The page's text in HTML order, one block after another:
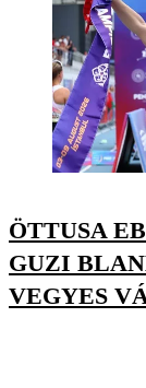
ÖTTUSA
GUZI
VEGYES